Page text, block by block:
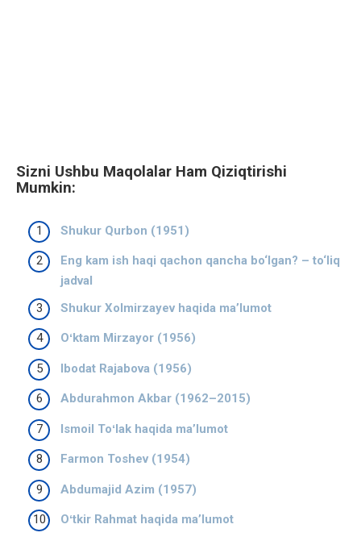
Sizni Ushbu Maqolalar Ham Qiziqtirishi
Mumkin:
Shukur Qurbon (1951)
Eng kam ish haqi qachon qancha bo‘lgan? – to‘liq
jadval
Shukur Xolmirzayev haqida ma’lumot
Oʻktam Mirzayor (1956)
Ibodat Rajabova (1956)
Abdurahmon Akbar (1962–2015)
Ismoil Toʻlak haqida ma’lumot
Farmon Toshev (1954)
Abdumajid Azim (1957)
Oʻtkir Rahmat haqida ma’lumot